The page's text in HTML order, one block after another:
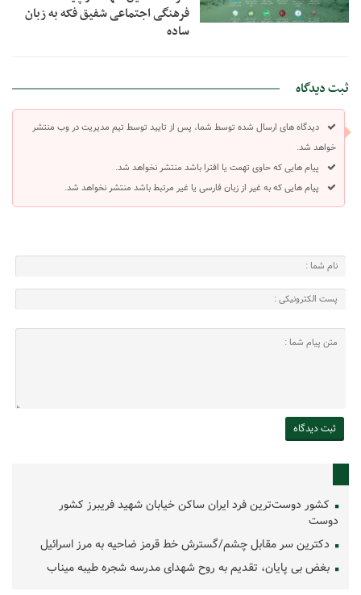
فرهنگی اجتماعی شفیق فکه به زبان
ساده
ثبت دیدگاه
دیدگاه های ارسال شده توسط شما، پس از تایید توسط تیم مدیریت در وب منتشر
خواهد شد.
پیام هایی که حاوی تهمت یا افترا باشد منتشر نخواهد شد.
پیام هایی که به غیر از زبان فارسی یا غیر مرتبط باشد منتشر نخواهد شد.
کشور دوست‌ترین فرد ایران ساکن خیابان شهید فریبرز کشور
دوست
دکترین سر مقابل چشم/گسترش خط قرمز ضاحیه به مرز اسرائیل
بغض بی پایان، تقدیم به روح شهدای مدرسه شجره طیبه میناب